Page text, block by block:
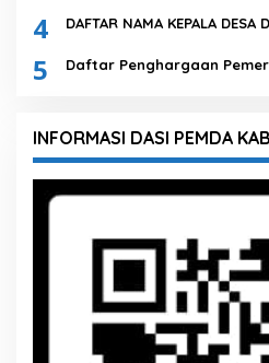
4 DAFTAR NAMA KEPALA DESA
5 Daftar Penghargaan
INFORMASI DASI PEMDA